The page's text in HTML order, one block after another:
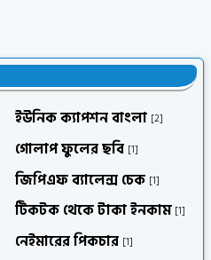
ইউনিক ক্যাপশন বাংলা [2]
গোলাপ ফুলের ছবি [1]
জিপিএফ ব্যালেন্স চেক [1]
টিকটক থেকে টাকা ইনকাম [1]
নেইমারের পিকচার [1]